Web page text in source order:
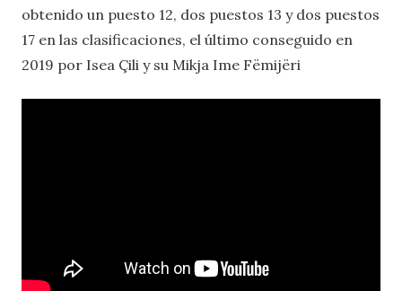
obtenido un puesto 12, dos puestos 13 y dos puestos
17 en las clasificaciones, el último conseguido en
2019 por Isea Çili y su Mikja Ime Fëmijëri